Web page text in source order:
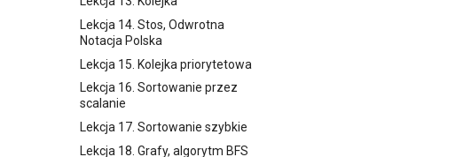
zachłanne i dynamiczne
(Część 1)
Lekcja 17. Programowanie
zachłanne i dynamiczne
(Część 2)
Lekcja 18. Struktury danych
(Część 1)
Lekcja 19. Struktury danych
Lekcja 14. Stos, Odwrotna
Notacja Polska
Lekcja 15. Kolejka priorytetowa
Lekcja 16. Sortowanie przez
scalanie
Lekcja 17. Sortowanie szybkie
Lekcja 18. Grafy, algorytm BFS